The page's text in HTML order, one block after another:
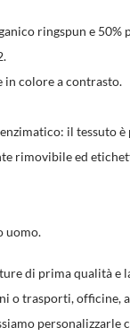
ringspun e 50%
in colore a contrasto.
il tessuto
rimovibile ed
uomo.
di prima qualità e
o trasporti, officine,